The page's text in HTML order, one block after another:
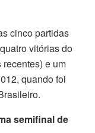
cinco partidas
vitórias do
e um
quando foi
semifinal de